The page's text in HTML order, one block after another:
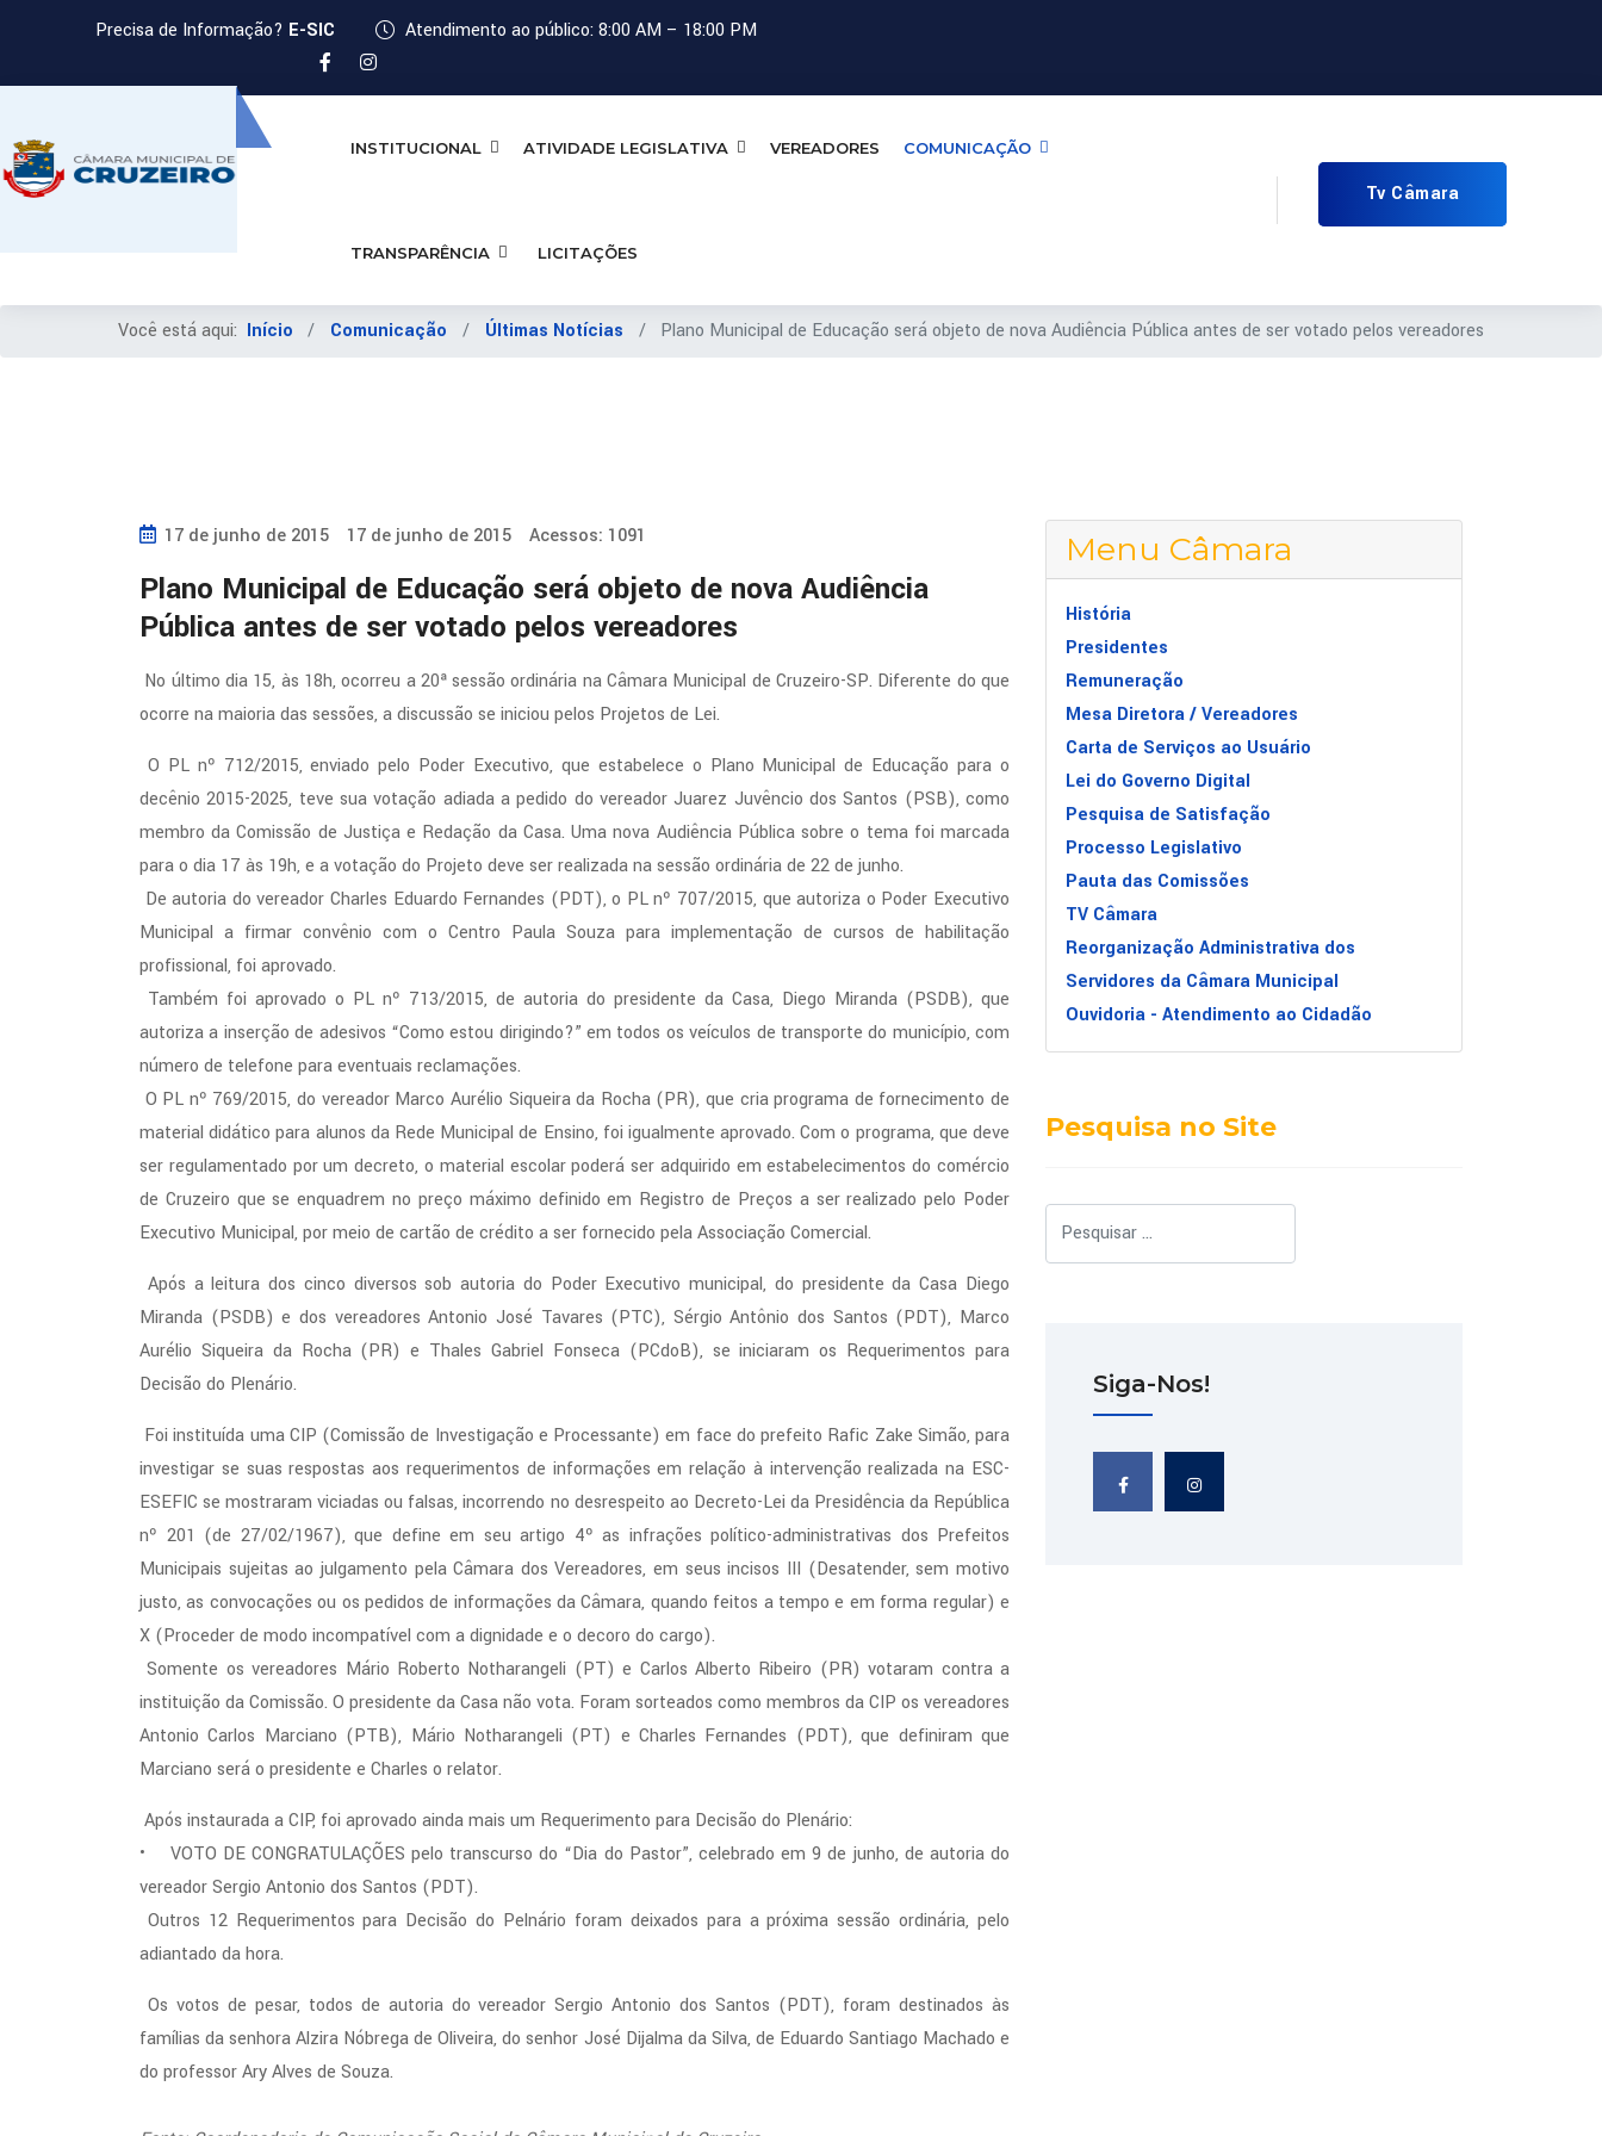
Precisa de Informação? E-SIC Atendimento ao público: 8:00 AM – 18:00 PM
INSTITUCIONAL ATIVIDADE LEGISLATIVA VEREADORES COMUNICAÇÃO
TRANSPARÊNCIA LICITAÇÕES
Tv Câmara
Você está aqui: Início Comunicação Últimas Notícias Plano Municipal de Educação será objeto de nova Audiência Pública antes de ser votado pelos vereadores
17 de junho de 2015 17 de junho de 2015 Acessos: 1091
Plano Municipal de Educação será objeto de nova Audiência
Pública antes de ser votado pelos vereadores
No último dia 15, às 18h, ocorreu a 20ª sessão ordinária na Câmara Municipal de Cruzeiro-SP. Diferente do que
ocorre na maioria das sessões, a discussão se iniciou pelos Projetos de Lei.
O PL nº 712/2015, enviado pelo Poder Executivo, que estabelece o Plano Municipal de Educação para o
decênio 2015-2025, teve sua votação adiada a pedido do vereador Juarez Juvêncio dos Santos (PSB), como
membro da Comissão de Justiça e Redação da Casa. Uma nova Audiência Pública sobre o tema foi marcada
para o dia 17 às 19h, e a votação do Projeto deve ser realizada na sessão ordinária de 22 de junho.
De autoria do vereador Charles Eduardo Fernandes (PDT), o PL nº 707/2015, que autoriza o Poder Executivo
Municipal a firmar convênio com o Centro Paula Souza para implementação de cursos de habilitação
profissional, foi aprovado.
Também foi aprovado o PL nº 713/2015, de autoria do presidente da Casa, Diego Miranda (PSDB), que
autoriza a inserção de adesivos “Como estou dirigindo?” em todos os veículos de transporte do município, com
número de telefone para eventuais reclamações.
O PL nº 769/2015, do vereador Marco Aurélio Siqueira da Rocha (PR), que cria programa de fornecimento de
material didático para alunos da Rede Municipal de Ensino, foi igualmente aprovado. Com o programa, que deve
ser regulamentado por um decreto, o material escolar poderá ser adquirido em estabelecimentos do comércio
de Cruzeiro que se enquadrem no preço máximo definido em Registro de Preços a ser realizado pelo Poder
Executivo Municipal, por meio de cartão de crédito a ser fornecido pela Associação Comercial.
Após a leitura dos cinco diversos sob autoria do Poder Executivo municipal, do presidente da Casa Diego
Miranda (PSDB) e dos vereadores Antonio José Tavares (PTC), Sérgio Antônio dos Santos (PDT), Marco
Aurélio Siqueira da Rocha (PR) e Thales Gabriel Fonseca (PCdoB), se iniciaram os Requerimentos para
Decisão do Plenário.
Foi instituída uma CIP (Comissão de Investigação e Processante) em face do prefeito Rafic Zake Simão, para
investigar se suas respostas aos requerimentos de informações em relação à intervenção realizada na ESC-
ESEFIC se mostraram viciadas ou falsas, incorrendo no desrespeito ao Decreto-Lei da Presidência da República
nº 201 (de 27/02/1967), que define em seu artigo 4º as infrações político-administrativas dos Prefeitos
Municipais sujeitas ao julgamento pela Câmara dos Vereadores, em seus incisos III (Desatender, sem motivo
justo, as convocações ou os pedidos de informações da Câmara, quando feitos a tempo e em forma regular) e
X (Proceder de modo incompatível com a dignidade e o decoro do cargo).
Somente os vereadores Mário Roberto Notharangeli (PT) e Carlos Alberto Ribeiro (PR) votaram contra a
instituição da Comissão. O presidente da Casa não vota. Foram sorteados como membros da CIP os vereadores
Antonio Carlos Marciano (PTB), Mário Notharangeli (PT) e Charles Fernandes (PDT), que definiram que
Marciano será o presidente e Charles o relator.
Após instaurada a CIP, foi aprovado ainda mais um Requerimento para Decisão do Plenário:
• VOTO DE CONGRATULAÇÕES pelo transcurso do “Dia do Pastor”, celebrado em 9 de junho, de autoria do
vereador Sergio Antonio dos Santos (PDT).
Outros 12 Requerimentos para Decisão do Pelnário foram deixados para a próxima sessão ordinária, pelo
adiantado da hora.
Os votos de pesar, todos de autoria do vereador Sergio Antonio dos Santos (PDT), foram destinados às
famílias da senhora Alzira Nóbrega de Oliveira, do senhor José Dijalma da Silva, de Eduardo Santiago Machado e
do professor Ary Alves de Souza.
Menu Câmara
História
Presidentes
Remuneração
Mesa Diretora / Vereadores
Carta de Serviços ao Usuário
Lei do Governo Digital
Pesquisa de Satisfação
Processo Legislativo
Pauta das Comissões
TV Câmara
Reorganização Administrativa dos
Servidores da Câmara Municipal
Ouvidoria - Atendimento ao Cidadão
Pesquisa no Site
Siga-Nos!